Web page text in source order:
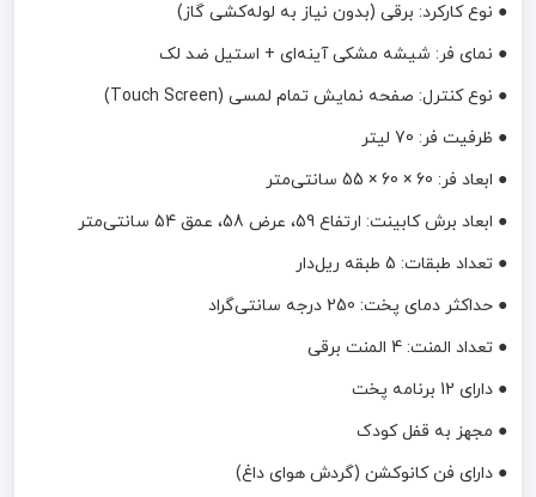
● نوع کارکرد: برقی (بدون نیاز به لوله‌کشی گاز)
● نمای فر: شیشه مشکی آینه‌ای + استیل ضد لک
● نوع کنترل: صفحه نمایش تمام لمسی (Touch Screen)
● ظرفیت فر: 70 لیتر
● ابعاد فر: 60 × 60 × 55 سانتی‌متر
● ابعاد برش کابینت: ارتفاع 59، عرض 58، عمق 54 سانتی‌متر
● تعداد طبقات: 5 طبقه ریل‌دار
● حداکثر دمای پخت: 250 درجه سانتی‌گراد
● تعداد المنت: 4 المنت برقی
● دارای 12 برنامه پخت
● مجهز به قفل کودک
● دارای فن کانوکشن (گردش هوای داغ)